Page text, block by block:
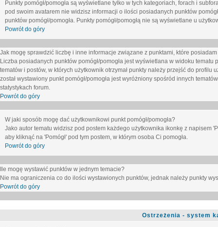
Punkty pomógł/pomogła są wyświetlane tylko w tych kategoriach, forach i
pod swoim avatarem nie widzisz informacji o ilości posiadanych punktów
punktów pomógł/pomogła. Punkty pomógł/pomogłą nie są wyświetlane u
Powrót do góry
Jak mogę sprawdzić liczbę i inne informacje związane z punktami, które
Liczba posiadanych punktów pomógł/pomogła jest wyświetlana w widoku
tematów i postów, w których użytkownik otrzymał punkty należy przejść do
został wystawiony punkt pomógł/pomogła jest wyróżniony spośród innych
statystykach forum.
Powrót do góry
W jaki sposób mogę dać użytkownikowi punkt pomógł/pomogła?
Jako autor tematu widzisz pod postem każdego użytkownika ikonkę z napisem
aby kliknąć na 'Pomógł' pod tym postem, w którym osoba Ci pomogła.
Powrót do góry
Ile mogę wystawić punktów w jednym temacie?
Nie ma ograniczenia co do ilości wystawionych punktów, jednak należy punkty
Powrót do góry
Ostrzeżenia - system